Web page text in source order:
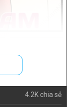
4.2K chia sẻ